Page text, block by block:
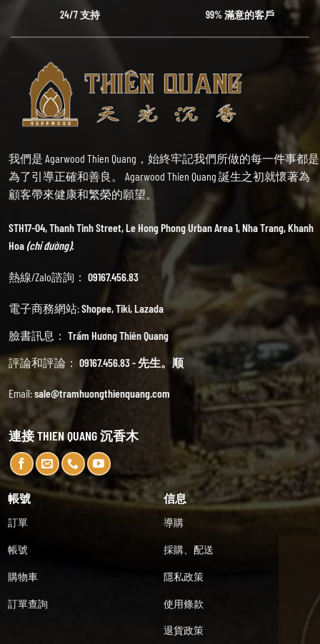
24/7 支持 99% 滿意的客戶
我們是 Agarwood Thien Quang，始終牢記我們所做的每一件事都是
為了引導正確和善良。 Agarwood Thien Quang 誕生之初就懷著為
顧客帶來健康和繁榮的願望。
STH17-04, Thanh Tinh Street, Le Hong Phong Urban Area 1, Nha Trang, Khanh
Hoa(chỉ đường).
熱線/Zalo諮詢： 09167.456.83
電子商務網站:Shopee,Tiki,Lazada
臉書訊息： Trầm Hương Thiên Quang
評論和評論： 09167.456.83 - 先生。顺
Email:sale@tramhuongthienquang.com
連接 THIEN QUANG 沉香木
帳號
訂單
帳號
購物車
訂單查詢
信息
導購
採購、配送
隱私政策
使用條款
退貨政策